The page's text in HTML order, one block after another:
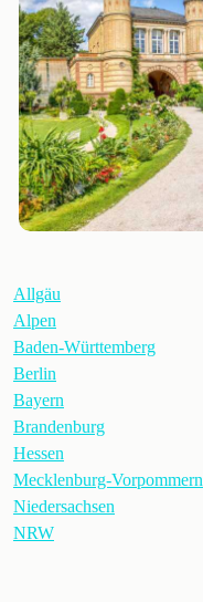
Allgäu
Alpen
Baden-Württemberg
Berlin
Bayern
Brandenburg
Hessen
Mecklenburg-Vorpommern
Niedersachsen
NRW